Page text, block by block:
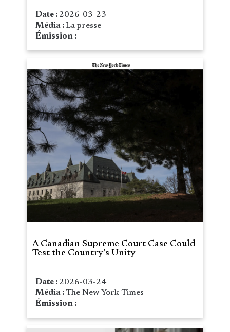
Date : 2026-03-23
Média : La presse
Émission :
A Canadian Supreme Court Case Could
Test the Country’s Unity
Date : 2026-03-24
Média :The New York Times
Émission :